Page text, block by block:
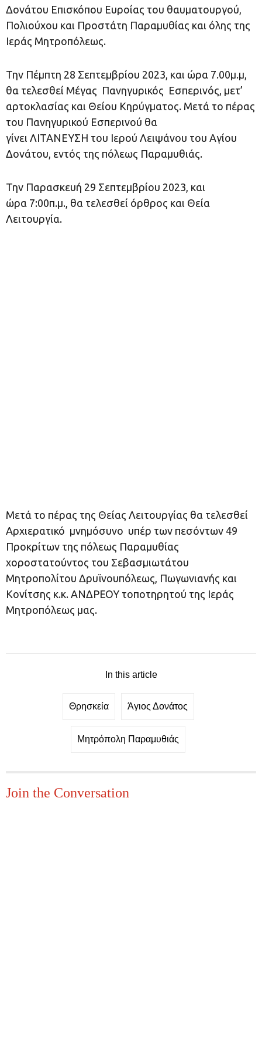
Δονάτου Επισκόπου Ευροίας του θαυματουργού,
Πολιούχου και Προστάτη Παραμυθίας και όλης της
Ιεράς Μητροπόλεως.
Την Πέμπτη 28 Σεπτεμβρίου 2023, και ώρα 7.00μ.μ,
θα τελεσθεί Μέγας Πανηγυρικός Εσπερινός, μετ’
αρτοκλασίας και Θείου Κηρύγματος. Μετά το πέρας
του Πανηγυρικού Εσπερινού θα
γίνει ΛΙΤΑΝΕΥΣΗ του Ιερού Λειψάνου του Αγίου
Δονάτου, εντός της πόλεως Παραμυθιάς.
Την Παρασκευή 29 Σεπτεμβρίου 2023, και
ώρα 7:00π.μ., θα τελεσθεί όρθρος και Θεία
Λειτουργία.
Μετά το πέρας της Θείας Λειτουργίας θα τελεσθεί
Αρχιερατικό μνημόσυνο υπέρ των πεσόντων 49
Προκρίτων της πόλεως Παραμυθίας
χοροστατούντος του Σεβασμιωτάτου
Μητροπολίτου Δρυϊνουπόλεως, Πωγωνιανής και
Κονίτσης κ.κ. ΑΝΔΡΕΟΥ τοποτηρητού της Ιεράς
Μητροπόλεως μας.
In this article
Θρησκεία Άγιος Δονάτος
Μητρόπολη Παραμυθιάς
Join the Conversation